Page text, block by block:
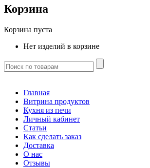
Корзина
Корзина пуста
Нет изделий в корзине
Главная
Витрина продуктов
Кухня из печи
Личный кабинет
Статьи
Как сделать заказ
Доставка
О нас
Отзывы